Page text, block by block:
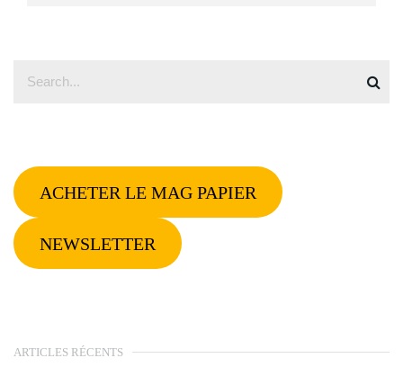
ACHETER LE MAG PAPIER
NEWSLETTER
ARTICLES RÉCENTS